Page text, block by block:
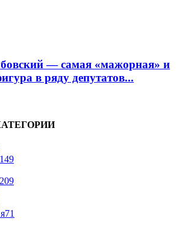
— самая «мажорная» и
в ряду депутатов...
209
71